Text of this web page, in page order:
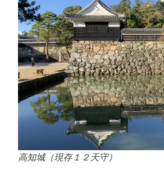
高知城（現存１２天守）